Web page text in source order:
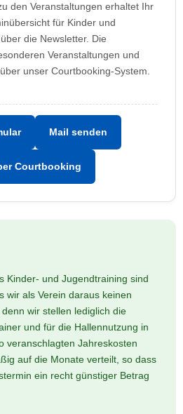
den Veranstaltungen erhaltet Ihr
für Kinder und
die Newsletter. Die
Veranstaltungen und
unser Courtbooking-System.
Mail senden
Courtbooking
Kinder- und Jugendtraining sind
wir als Verein daraus keinen
wir stellen lediglich die
und für die Hallennutzung in
veranschlagten Jahreskosten
auf die Monate verteilt, so dass
ein recht günstiger Betrag